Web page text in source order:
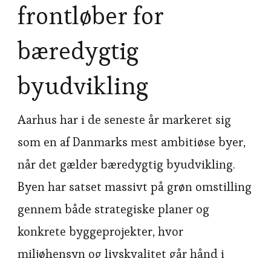
frontløber for
bæredygtig
byudvikling
Aarhus har i de seneste år markeret sig
som en af Danmarks mest ambitiøse byer,
når det gælder bæredygtig byudvikling.
Byen har satset massivt på grøn omstilling
gennem både strategiske planer og
konkrete byggeprojekter, hvor
miljøhensyn og livskvalitet går hånd i